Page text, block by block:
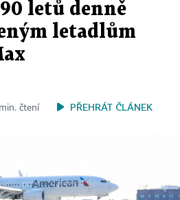
letů denně
letadlům
čtení PŘEHRÁT ČLÁNEK